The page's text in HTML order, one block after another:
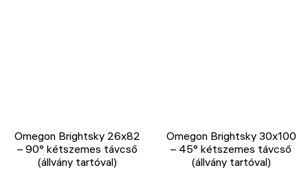
Omegon Brightsky 26x82
– 90° kétszemes távcső
(állvány tartóval)
Omegon Brightsky 30x100
– 45° kétszemes távcső
(állvány tartóval)